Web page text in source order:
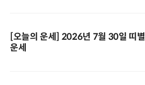
[오늘의 운세] 2026년 7월 30일 띠별
운세